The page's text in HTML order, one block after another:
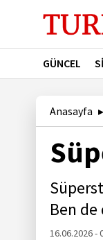
GÜNCEL
Anasayfa
Ben
16.06.2026 -